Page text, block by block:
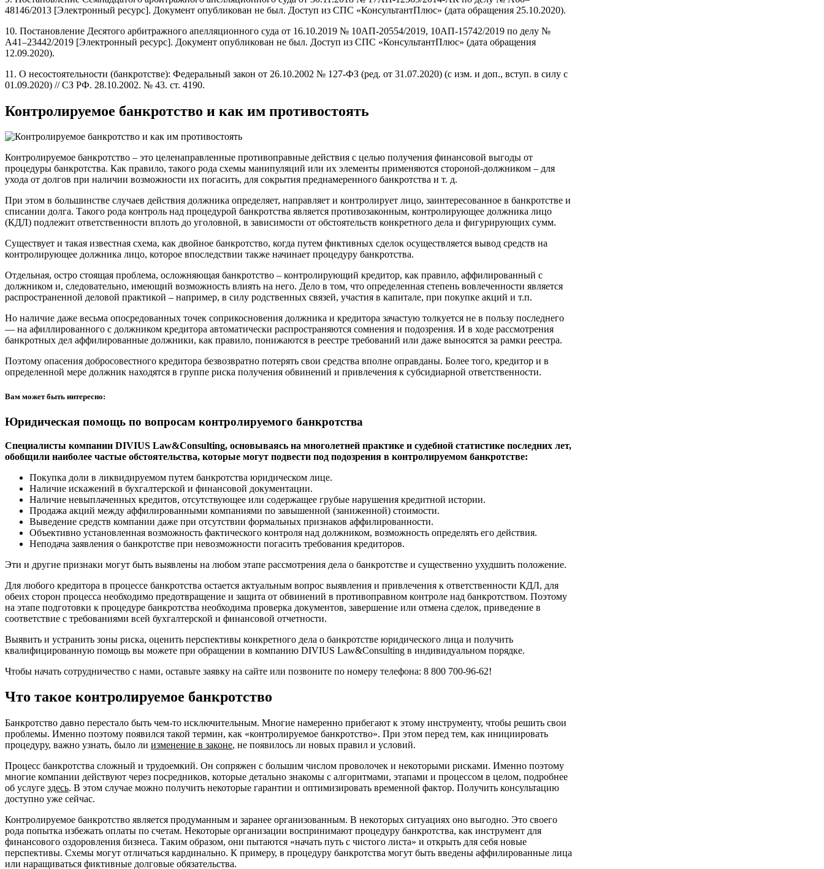
48146/2013 [Электронный ресурс]. Документ опубликован не был. Доступ из СПС «КонсультантПлюс» (дата обращения 25.10.2020).
10. Постановление Десятого арбитражного апелляционного суда от 16.10.2019 № 10АП-20554/2019, 10АП-15742/2019 по делу №
А41–23442/2019 [Электронный ресурс]. Документ опубликован не был. Доступ из СПС «КонсультантПлюс» (дата обращения
12.09.2020).
11. О несостоятельности (банкротстве): Федеральный закон от 26.10.2002 № 127-ФЗ (ред. от 31.07.2020) (с изм. и доп., вступ. в силу с
01.09.2020) // СЗ РФ. 28.10.2002. № 43. ст. 4190.
Контролируемое банкротство и как им противостоять
Контролируемое банкротство – это целенаправленные противоправные действия с целью получения финансовой выгоды от
процедуры банкротства. Как правило, такого рода схемы манипуляций или их элементы применяются стороной-должником – для
ухода от долгов при наличии возможности их погасить, для сокрытия преднамеренного банкротства и т. д.
При этом в большинстве случаев действия должника определяет, направляет и контролирует лицо, заинтересованное в банкротстве и
списании долга. Такого рода контроль над процедурой банкротства является противозаконным, контролирующее должника лицо
(КДЛ) подлежит ответственности вплоть до уголовной, в зависимости от обстоятельств конкретного дела и фигурирующих сумм.
Существует и такая известная схема, как двойное банкротство, когда путем фиктивных сделок осуществляется вывод средств на
контролирующее должника лицо, которое впоследствии также начинает процедуру банкротства.
Отдельная, остро стоящая проблема, осложняющая банкротство – контролирующий кредитор, как правило, аффилированный с
должником и, следовательно, имеющий возможность влиять на него. Дело в том, что определенная степень вовлеченности является
распространенной деловой практикой – например, в силу родственных связей, участия в капитале, при покупке акций и т.п.
Но наличие даже весьма опосредованных точек соприкосновения должника и кредитора зачастую толкуется не в пользу последнего
— на афиллированного с должником кредитора автоматически распространяются сомнения и подозрения. И в ходе рассмотрения
банкротных дел аффилированные должники, как правило, понижаются в реестре требований или даже выносятся за рамки реестра.
Поэтому опасения добросовестного кредитора безвозвратно потерять свои средства вполне оправданы. Более того, кредитор и в
определенной мере должник находятся в группе риска получения обвинений и привлечения к субсидиарной ответственности.
Вам может быть интересно:
Юридическая помощь по вопросам контролируемого банкротства
Специалисты компании DIVIUS Law&Consulting, основываясь на многолетней практике и судебной статистике последних лет,
обобщили наиболее частые обстоятельства, которые могут подвести под подозрения в контролируемом банкротстве:
Покупка доли в ликвидируемом путем банкротства юридическом лице.
Наличие искажений в бухгалтерской и финансовой документации.
Наличие невыплаченных кредитов, отсутствующее или содержащее грубые нарушения кредитной истории.
Продажа акций между аффилированными компаниями по завышенной (заниженной) стоимости.
Выведение средств компании даже при отсутствии формальных признаков аффилированности.
Объективно установленная возможность фактического контроля над должником, возможность определять его действия.
Неподача заявления о банкротстве при невозможности погасить требования кредиторов.
Эти и другие признаки могут быть выявлены на любом этапе рассмотрения дела о банкротстве и существенно ухудшить положение.
Для любого кредитора в процессе банкротства остается актуальным вопрос выявления и привлечения к ответственности КДЛ, для
обеих сторон процесса необходимо предотвращение и защита от обвинений в противоправном контроле над банкротством. Поэтому
на этапе подготовки к процедуре банкротства необходима проверка документов, завершение или отмена сделок, приведение в
соответствие с требованиями всей бухгалтерской и финансовой отчетности.
Выявить и устранить зоны риска, оценить перспективы конкретного дела о банкротстве юридического лица и получить
квалифицированную помощь вы можете при обращении в компанию DIVIUS Law&Consulting в индивидуальном порядке.
Чтобы начать сотрудничество с нами, оставьте заявку на сайте или позвоните по номеру телефона: 8 800 700-96-62!
Что такое контролируемое банкротство
Банкротство давно перестало быть чем-то исключительным. Многие намеренно прибегают к этому инструменту, чтобы решить свои
проблемы. Именно поэтому появился такой термин, как «контролируемое банкротство». При этом перед тем, как инициировать
процедуру, важно узнать, было ли изменение в законе, не появилось ли новых правил и условий.
Процесс банкротства сложный и трудоемкий. Он сопряжен с большим числом проволочек и некоторыми рисками. Именно поэтому
многие компании действуют через посредников, которые детально знакомы с алгоритмами, этапами и процессом в целом, подробнее
об услуге здесь. В этом случае можно получить некоторые гарантии и оптимизировать временной фактор. Получить консультацию
доступно уже сейчас.
Контролируемое банкротство является продуманным и заранее организованным. В некоторых ситуациях оно выгодно. Это своего
рода попытка избежать оплаты по счетам. Некоторые организации воспринимают процедуру банкротства, как инструмент для
финансового оздоровления бизнеса. Таким образом, они пытаются «начать путь с чистого листа» и открыть для себя новые
перспективы. Схемы могут отличаться кардинально. К примеру, в процедуру банкротства могут быть введены аффилированные лица
или наращиваться фиктивные долговые обязательства.